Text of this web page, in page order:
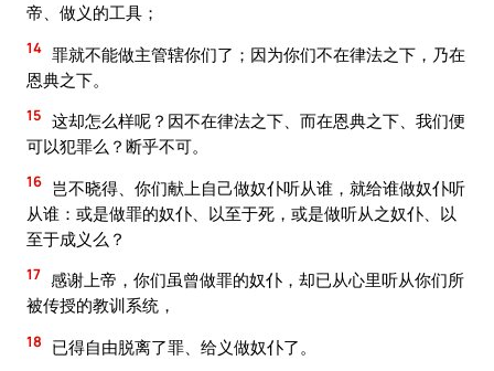
帝、做义的工具；
14 罪就不能做主管辖你们了；因为你们不在律法之下，乃在
恩典之下。
15 这却怎么样呢？因不在律法之下、而在恩典之下、我们便
可以犯罪么？断乎不可。
16 岂不晓得、你们献上自己做奴仆听从谁，就给谁做奴仆听
从谁：或是做罪的奴仆、以至于死，或是做听从之奴仆、以
至于成义么？
17 感谢上帝，你们虽曾做罪的奴仆，却已从心里听从你们所
被传授的教训系统，
18 已得自由脱离了罪、给义做奴仆了。